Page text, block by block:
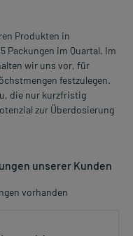
Produkten in
Packungen im Quartal. Im
wir uns vor, für
festzulegen.
die nur kurzfristig
zur Überdosierung
unserer Kunden
vorhanden